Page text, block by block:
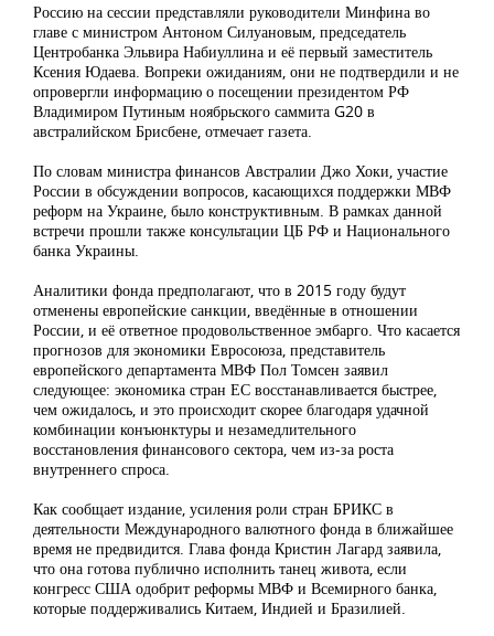
Россию на сессии представляли руководители Минфина во
главе с министром Антоном Силуановым, председатель
Центробанка Эльвира Набиуллина и её первый заместитель
Ксения Юдаева. Вопреки ожиданиям, они не подтвердили и не
опровергли информацию о посещении президентом РФ
Владимиром Путиным ноябрьского саммита G20 в
австралийском Брисбене, отмечает газета.
По словам министра финансов Австралии Джо Хоки, участие
России в обсуждении вопросов, касающихся поддержки МВФ
реформ на Украине, было конструктивным. В рамках данной
встречи прошли также консультации ЦБ РФ и Национального
банка Украины.
Аналитики фонда предполагают, что в 2015 году будут
отменены европейские санкции, введённые в отношении
России, и её ответное продовольственное эмбарго. Что касается
прогнозов для экономики Евросоюза, представитель
европейского департамента МВФ Пол Томсен заявил
следующее: экономика стран ЕС восстанавливается быстрее,
чем ожидалось, и это происходит скорее благодаря удачной
комбинации конъюнктуры и незамедлительного
восстановления финансового сектора, чем из-за роста
внутреннего спроса.
Как сообщает издание, усиления роли стран БРИКС в
деятельности Международного валютного фонда в ближайшее
время не предвидится. Глава фонда Кристин Лагард заявила,
что она готова публично исполнить танец живота, если
конгресс США одобрит реформы МВФ и Всемирного банка,
которые поддерживались Китаем, Индией и Бразилией.